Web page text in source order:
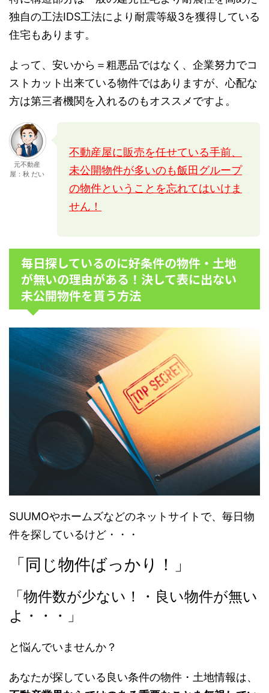
独自の工法IDS工法により耐震等級3を獲得している
住宅もあります。
よって、安いから＝粗悪品ではなく、企業努力でコ
ストカット出来ている物件ではありますが、心配な
方は第三者機関を入れるのもオススメですよ。
元不動産
屋：秋 だい
不動産屋に販売を任せている手前、
未公開物件が多いのも飯田グループ
の物件ということを忘れてはいけま
せん！
毎日探しているのに好条件の物件・土地
が無いの理由がある！決して表に出ない
未公開物件を貰う方法
SUUMOやホームズなどのネットサイトで、毎日物
件を探しているけど・・・
「同じ物件ばっかり！」
「物件数が少ない！・良い物件が無い
よ・・・」
と悩んでいませんか？
あなたが探している良い条件の物件・土地情報は、